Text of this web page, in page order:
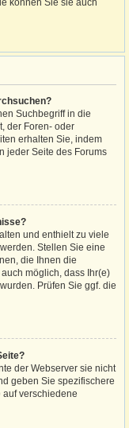
können Sie sie auch
Suchbegriff in die
der Foren- oder
erhalten Sie, indem
jeder Seite des Forums
und enthielt zu viele
Stellen Sie eine
die Ihnen die
möglich, dass Ihr(e)
Prüfen Sie ggf. die
der Webserver sie nicht
geben Sie spezifischere
verschiedene